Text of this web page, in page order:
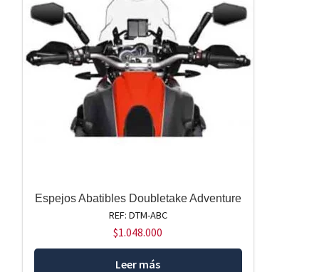
Espejos Abatibles Doubletake Adventure
REF: DTM-ABC
$1.048.000
Leer más